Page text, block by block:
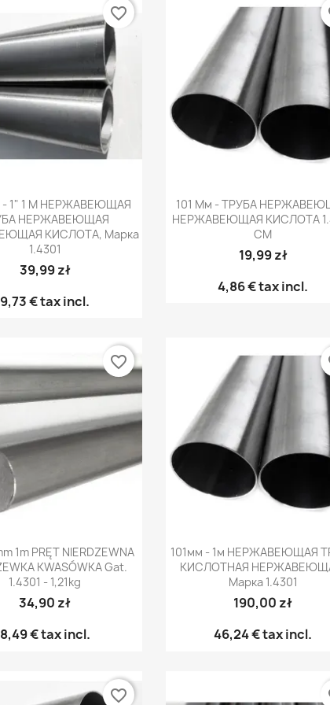
просмотр
- 1" 1 М НЕРЖАВЕЮЩАЯ
НЕРЖАВЕЮЩАЯ
КИСЛОТА, Марка
1.4301
39,99 zł
9,73 €tax incl.
favorite_border
 Быстрый просмотр
101 Мм - ТРУБА
НЕРЖАВЕЮЩАЯ КИСЛОТА
CM
19,99 zł
4,86 €tax incl.
просмотр
1m PRĘT NIERDZEWNA
KWASÓWKA Gat.
1.4301 - 1,21kg
34,90 zł
8,49 €tax incl.
favorite_border
Быстрый
101мм - 1м НЕРЖАВЕЮЩАЯ
КИСЛОТНАЯ
Марка 1.4301
190,00 zł
46,24 €tax incl.
favorite_border